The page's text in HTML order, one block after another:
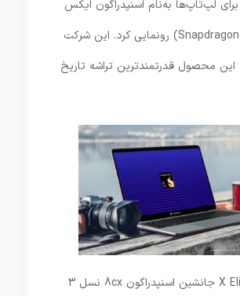
لپ‌تاپ‌ها به‌نام اسنپدراگون ایکس
الیت (Snapdragon X Elite) رونمایی کرد. این شرکت
محصول قدرتمندترین تراشه تاریخ
اسنپدراگون X Elite جانشین اسنپدراگون 8cx نسل 3